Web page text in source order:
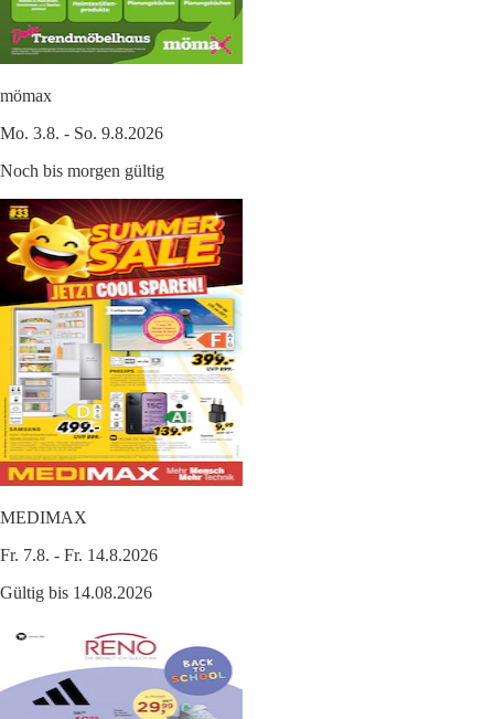
mömax
Mo. 3.8. - So. 9.8.2026
Noch bis morgen gültig
MEDIMAX
Fr. 7.8. - Fr. 14.8.2026
Gültig bis 14.08.2026